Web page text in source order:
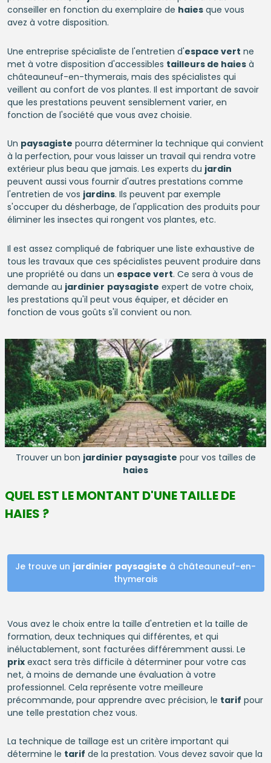
conseiller en fonction du exemplaire de haiesque vous
avez à votre disposition.
Une entreprise spécialiste de l'entretien d'espace vert ne
met à votre disposition d'accessibles tailleurs de haiesà
châteauneuf-en-thymerais, mais des spécialistes qui
veillent au confort de vos plantes. Il est important de savoir
que les prestations peuvent sensiblement varier, en
fonction de l'société que vous avez choisie.
Un paysagiste pourra déterminer la technique qui convient
à la perfection, pour vous laisser un travail qui rendra votre
extérieur plus beau que jamais. Les experts du jardin
peuvent aussi vous fournir d'autres prestations comme
l'entretien de vos jardins. Ils peuvent par exemple
s'occuper du désherbage, de l'application des produits pour
éliminer les insectes qui rongent vos plantes, etc.
Il est assez compliqué de fabriquer une liste exhaustive de
tous les travaux que ces spécialistes peuvent produire dans
une propriété ou dans un espace vert. Ce sera à vous de
demande au jardinier paysagiste expert de votre choix,
les prestations qu'il peut vous équiper, et décider en
fonction de vous goûts s'il convient ou non.
Trouver un bon jardinier paysagiste pour vos tailles de
haies
QUEL EST LE MONTANT D'UNE TAILLE DE
HAIES ?
Je trouve un jardinier paysagiste à châteauneuf-en-
thymerais
Vous avez le choix entre la taille d'entretien et la taille de
formation, deux techniques qui différentes, et qui
inéluctablement, sont facturées différemment aussi. Le
prixexact sera très difficile à déterminer pour votre cas
net, à moins de demande une évaluation à votre
professionnel. Cela représente votre meilleure
précommande, pour apprendre avec précision, le tarif pour
une telle prestation chez vous.
La technique de taillage est un critère important qui
détermine le tarif de la prestation. Vous devez savoir que la